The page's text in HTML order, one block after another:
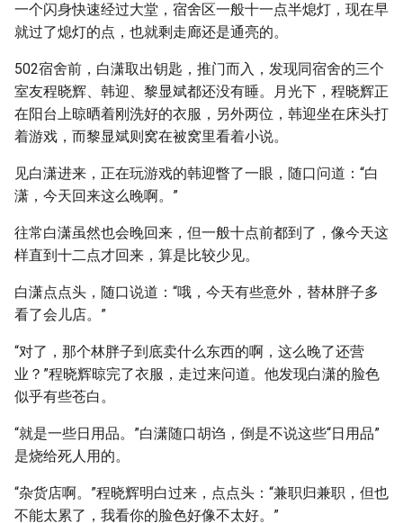
一个闪身快速经过大堂，宿舍区一般十一点半熄灯，现在早
就过了熄灯的点，也就剩走廊还是通亮的。
502宿舍前，白潇取出钥匙，推门而入，发现同宿舍的三个
室友程晓辉、韩迎、黎显斌都还没有睡。月光下，程晓辉正
在阳台上晾晒着刚洗好的衣服，另外两位，韩迎坐在床头打
着游戏，而黎显斌则窝在被窝里看着小说。
见白潇进来，正在玩游戏的韩迎瞥了一眼，随口问道：“白
潇，今天回来这么晚啊。”
往常白潇虽然也会晚回来，但一般十点前都到了，像今天这
样直到十二点才回来，算是比较少见。
白潇点点头，随口说道：“哦，今天有些意外，替林胖子多
看了会儿店。”
“对了，那个林胖子到底卖什么东西的啊，这么晚了还营
业？”程晓辉晾完了衣服，走过来问道。他发现白潇的脸色
似乎有些苍白。
“就是一些日用品。”白潇随口胡诌，倒是不说这些“日用品”
是烧给死人用的。
“杂货店啊。”程晓辉明白过来，点点头：“兼职归兼职，但也
不能太累了，我看你的脸色好像不太好。”